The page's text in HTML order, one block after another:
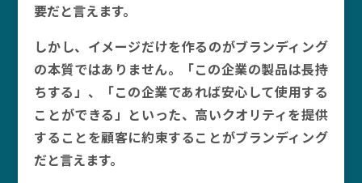
要だと言えます。
しかし、イメージだけを作るのがブランディング
の本質ではありません。「この企業の製品は長持
ちする」、「この企業であれば安心して使用する
ことができる」といった、高いクオリティを提供
することを顧客に約束することがブランディング
だと言えます。